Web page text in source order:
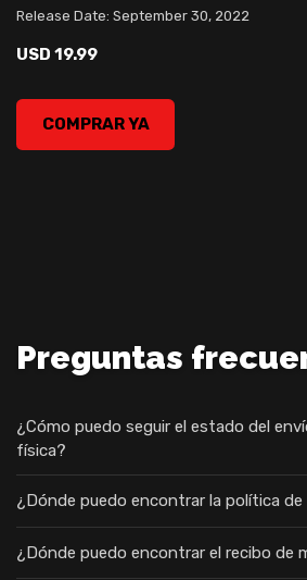
Release Date: September 30, 2022
USD 19.99
COMPRAR YA
CircoLoco Records & NEZ Present CLR
Preguntas
¿Cómo puedo seguir el estado del
física?
¿Dónde puedo encontrar la política de
¿Dónde puedo encontrar el recibo de